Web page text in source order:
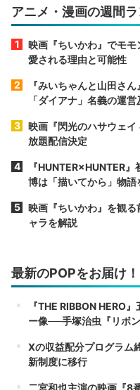
アニメ・漫画の週間
映画『ちいかわ』でモ
愛される理由と可能性
『みいちゃんと山田さ
「ダイアナ」名義の運
映画『閃光のハサウェ
放題配信決定
『HUNTER×HUNTER
博は「描いてから」物語
映画『ちいかわ』を観
ャラを解説
最新のPOPをお届け！
『THE RIBBON HERO
ー像──手塚治虫『リボ
Xの収益配分プログラ
新制度に移行
二宮和也主演の映画『8